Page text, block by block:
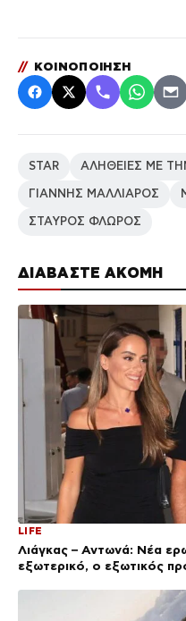
ΔΙΑΒΑΣΤΕ ΑΚΟΜΗ
LIFE
Λιάγκας – Αντωνά: Νέα
εξωτερικό, ο εξωτικός
// ΚΟΙΝΟΠΟΙΗΣΗ
STAR ΑΛΗΘΕΙΕΣ ΜΕ
ΓΙΑΝΝΗΣ ΜΑΛΛΙΑΡΟΣ
ΣΤΑΥΡΟΣ ΦΛΩΡΟΣ